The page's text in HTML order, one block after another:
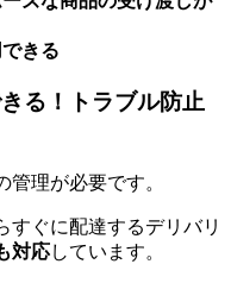
きる
る！トラブル防止
理が必要です。
すぐに配達するデリバリ
対応しています。